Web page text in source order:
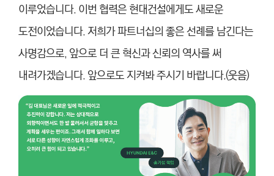
이루었습니다. 이번 협력은 현대건설에게도 새로운
도전이었습니다. 저희가 파트너십의 좋은 선례를 남긴다는
사명감으로, 앞으로 더 큰 혁신과 신뢰의 역사를 써
내려가겠습니다. 앞으로도 지켜봐 주시기 바랍니다.(웃음)